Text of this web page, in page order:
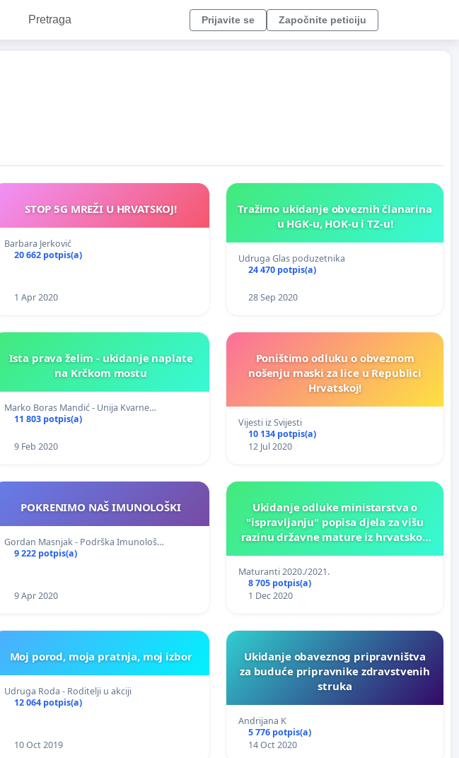
Pretraga Prijavite se Započnite peticiju
STOP 5G MREŽI U HRVATSKOJ!
Barbara Jerković
20 662 potpis(a)
1 Apr 2020
Tražimo ukidanje obveznih članarina
u HGK-u, HOK-u i TZ-u!
Udruga Glas poduzetnika
24 470 potpis(a)
28 Sep 2020
Ista prava želim - ukidanje naplate
na Krčkom mostu
Marko Boras Mandić - Unija Kvarne…
11 803 potpis(a)
9 Feb 2020
Poništimo odluku o obveznom
nošenju maski za lice u Republici
Hrvatskoj!
Vijesti iz Svijesti
10 134 potpis(a)
12 Jul 2020
POKRENIMO NAŠ IMUNOLOŠKI
Gordan Masnjak - Podrška Imunološ…
9 222 potpis(a)
9 Apr 2020
Ukidanje odluke ministarstva o
"ispravljanju" popisa djela za višu
razinu državne mature iz hrvatskog
Maturanti 2020./2021.
8 705 potpis(a)
1 Dec 2020
Moj porod, moja pratnja, moj izbor
Udruga Roda - Roditelji u akciji
12 064 potpis(a)
10 Oct 2019
Ukidanje obaveznog pripravništva
za buduće pripravnike zdravstvenih
struka
Andrijana K
5 776 potpis(a)
14 Oct 2020